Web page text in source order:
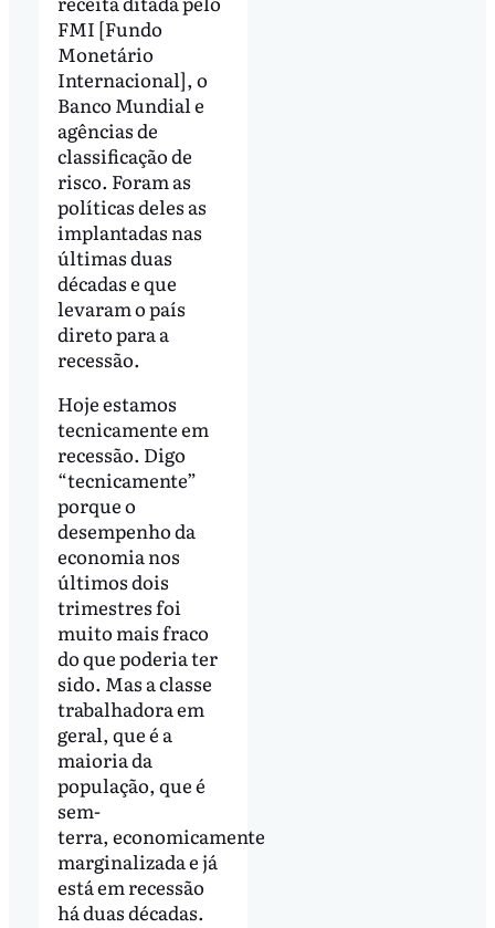
FMI [Fundo
Monetário
Internacional], o
Banco Mundial e
agências de
classificação de
risco. Foram as
políticas deles as
implantadas nas
últimas duas
décadas e que
levaram o país
direto para a
recessão.
Hoje estamos
tecnicamente em
recessão. Digo
“tecnicamente”
porque o
desempenho da
economia nos
últimos dois
trimestres foi
muito mais fraco
do que poderia ter
sido. Mas a classe
trabalhadora em
geral, que é a
maioria da
população, que é
sem-
terra, economicamente
marginalizada e já
está em recessão
há duas décadas.